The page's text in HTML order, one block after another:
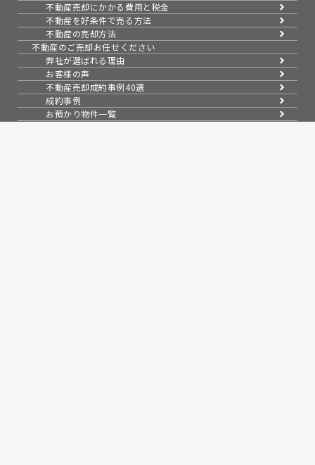
不動産売却にかかる費用と税金
不動産を好条件で売る方法
不動産の売却方法
不動産のご売却お任せください
弊社が選ばれる理由
お客様の声
不動産売却成約事例40選
成約事例
お預かり物件一覧